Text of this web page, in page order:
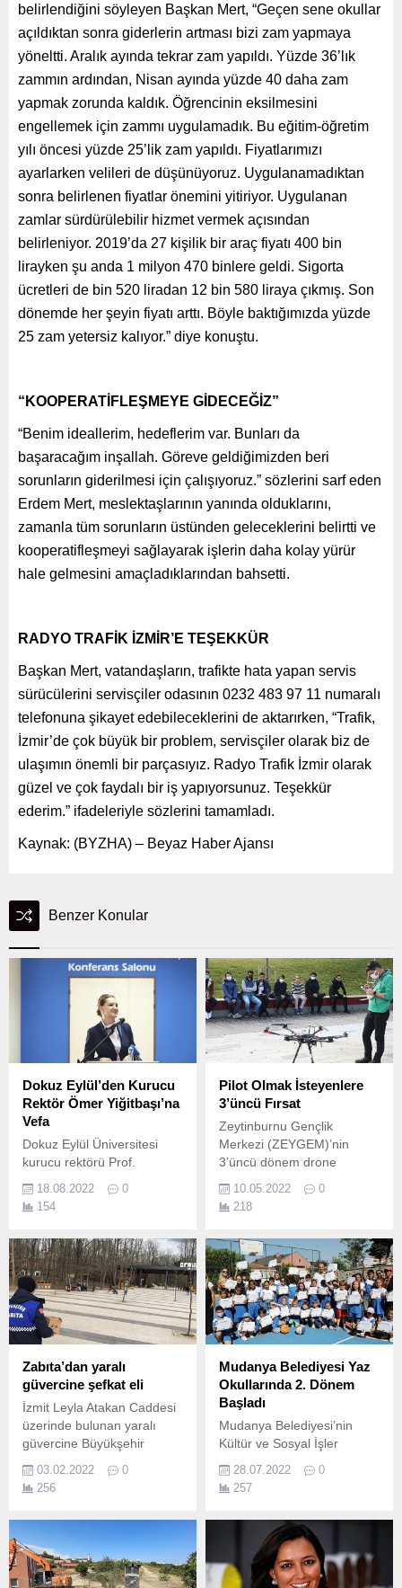
belirlendiğini söyleyen Başkan Mert, “Geçen sene okullar
açıldıktan sonra giderlerin artması bizi zam yapmaya
yöneltti. Aralık ayında tekrar zam yapıldı. Yüzde 36’lık
zammın ardından, Nisan ayında yüzde 40 daha zam
yapmak zorunda kaldık. Öğrencinin eksilmesini
engellemek için zammı uygulamadık. Bu eğitim-öğretim
yılı öncesi yüzde 25’lik zam yapıldı. Fiyatlarımızı
ayarlarken velileri de düşünüyoruz. Uygulanamadıktan
sonra belirlenen fiyatlar önemini yitiriyor. Uygulanan
zamlar sürdürülebilir hizmet vermek açısından
belirleniyor. 2019’da 27 kişilik bir araç fiyatı 400 bin
lirayken şu anda 1 milyon 470 binlere geldi. Sigorta
ücretleri de bin 520 liradan 12 bin 580 liraya çıkmış. Son
dönemde her şeyin fiyatı arttı. Böyle baktığımızda yüzde
25 zam yetersiz kalıyor.” diye konuştu.
“KOOPERATİFLEŞMEYE GİDECEĞİZ”
“Benim ideallerim, hedeflerim var. Bunları da
başaracağım inşallah. Göreve geldiğimizden beri
sorunların giderilmesi için çalışıyoruz.” sözlerini sarf eden
Erdem Mert, meslektaşlarının yanında olduklarını,
zamanla tüm sorunların üstünden geleceklerini belirtti ve
kooperatifleşmeyi sağlayarak işlerin daha kolay yürür
hale gelmesini amaçladıklarından bahsetti.
RADYO TRAFİK İZMİR’E TEŞEKKÜR
Başkan Mert, vatandaşların, trafikte hata yapan servis
sürücülerini servisçiler odasının 0232 483 97 11 numaralı
telefonuna şikayet edebileceklerini de aktarırken, “Trafik,
İzmir’de çok büyük bir problem, servisçiler olarak biz de
ulaşımın önemli bir parçasıyız. Radyo Trafik İzmir olarak
güzel ve çok faydalı bir iş yapıyorsunuz. Teşekkür
ederim.” ifadeleriyle sözlerini tamamladı.
Kaynak: (BYZHA) – Beyaz Haber Ajansı
Benzer Konular
Dokuz Eylül’den Kurucu
Rektör Ömer Yiğitbaşı’na
Vefa
Dokuz Eylül Üniversitesi
kurucu rektörü Prof.
18.08.2022
0
154
Pilot Olmak İsteyenlere
3’üncü Fırsat
Zeytinburnu Gençlik
Merkezi (ZEYGEM)’nin
3’üncü dönem drone
10.05.2022
0
218
Zabıta’dan yaralı
güvercine şefkat eli
İzmit Leyla Atakan Caddesi
üzerinde bulunan yaralı
güvercine Büyükşehir
uzatınca, Ormanya’da
tedavi altına alındı Gün ve
Kocaeli Büyükşehir
Belediyesi Zabıta Dairesi
03.02.2022
0
256
Mudanya Belediyesi Yaz
Okullarında 2. Dönem
Başladı
Mudanya Belediyesi’nin
Kültür ve Sosyal İşler
açtığı Yaz Spor Okullarında
ikinci dönem başladı.
28.07.2022
0
257